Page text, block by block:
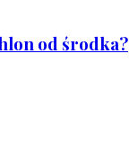
od środka?